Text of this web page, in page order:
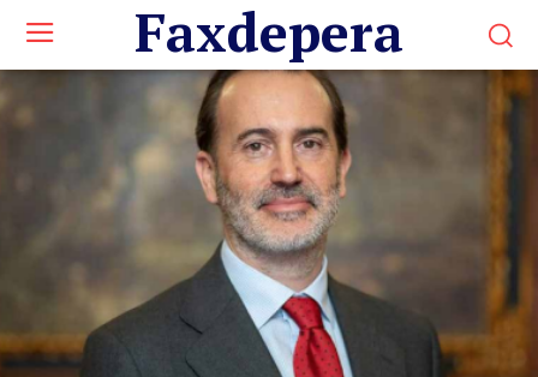
Faxdepera